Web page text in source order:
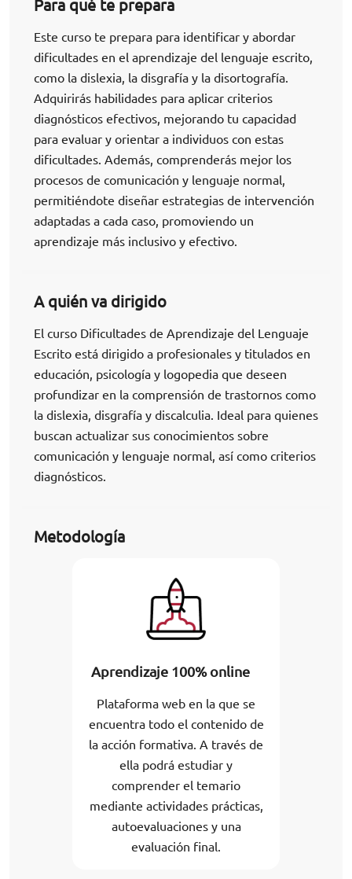
Para qué te prepara
Este curso te prepara para identificar y abordar
dificultades en el aprendizaje del lenguaje escrito,
como la dislexia, la disgrafía y la disortografía.
Adquirirás habilidades para aplicar criterios
diagnósticos efectivos, mejorando tu capacidad
para evaluar y orientar a individuos con estas
dificultades. Además, comprenderás mejor los
procesos de comunicación y lenguaje normal,
permitiéndote diseñar estrategias de intervención
adaptadas a cada caso, promoviendo un
aprendizaje más inclusivo y efectivo.
A quién va dirigido
El curso Dificultades de Aprendizaje del Lenguaje
Escrito está dirigido a profesionales y titulados en
educación, psicología y logopedia que deseen
profundizar en la comprensión de trastornos como
la dislexia, disgrafía y discalculia. Ideal para quienes
buscan actualizar sus conocimientos sobre
comunicación y lenguaje normal, así como criterios
diagnósticos.
Metodología
Aprendizaje 100% online
Plataforma web en la que se
encuentra todo el contenido de
la acción formativa. A través de
ella podrá estudiar y
comprender el temario
mediante actividades prácticas,
autoevaluaciones y una
evaluación final.